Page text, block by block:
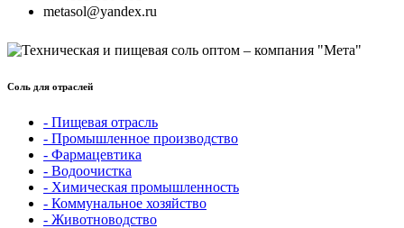
metasol@yandex.ru
Соль для отраслей
- Пищевая отрасль
- Промышленное производство
- Фармацевтика
- Водоочистка
- Химическая промышленность
- Коммунальное хозяйство
- Животноводство